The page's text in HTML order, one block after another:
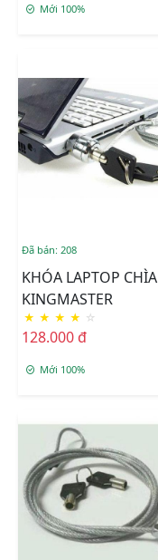
Mới 100%
Đã bán: 208
KHÓA LAPTOP CHÌA
KINGMASTER
★ ★ ★ ★ ☆
128.000 đ
Mới 100%